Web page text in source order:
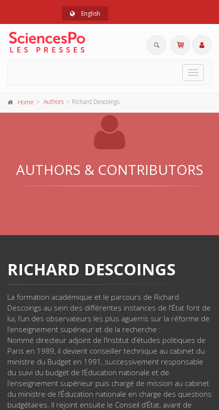
English
Toggle
Home Authors Richard Descoings
AUTHORS & CONTRIBUTORS
RICHARD DESCOINGS
La formation académique et le parcours de Richard
Descoings au sein des différentes instances de l'État font de
lui, l’un des observateurs les plus aguerris sur la réforme de
l’enseignement supérieur et de la recherche :
Nommé directeur adjoint de l’Institut d’études politiques de
Paris en 1989, il devient conseiller technique au cabinet du
ministre du Budget en 1991, successivement responsable
du suivi du budget de l’Éducation nationale et de
l’enseignement supérieur puis chargé de mission au cabinet
du ministre de l’Éducation nationale en charge des questions
budgétaires. Il rejoint ensuite le Conseil d’État, avant de